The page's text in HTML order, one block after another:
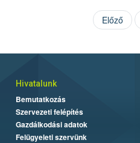
Előző
Hivatalunk
Bemutatkozás
Szervezeti felépítés
Gazdálkodási adatok
Felügyeleti szervünk